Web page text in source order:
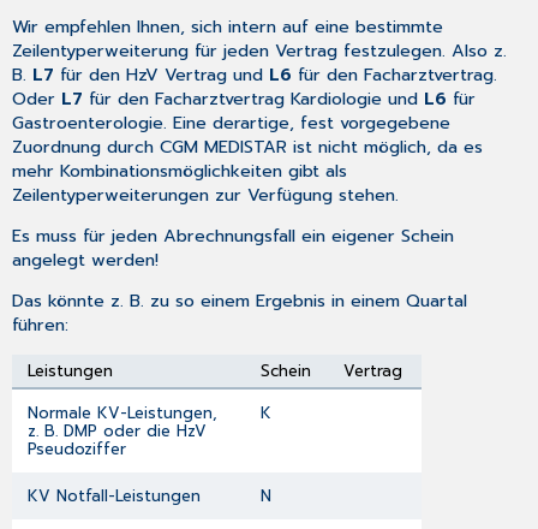
Wir empfehlen Ihnen, sich intern auf eine bestimmte
Zeilentyperweiterung für jeden Vertrag festzulegen. Also z.
B. L7 für den HzV Vertrag und L6 für den Facharztvertrag.
Oder L7 für den Facharztvertrag Kardiologie und L6 für
Gastroenterologie. Eine derartige, fest vorgegebene
Zuordnung durch CGM MEDISTAR ist nicht möglich, da es
mehr Kombinationsmöglichkeiten gibt als
Zeilentyperweiterungen zur Verfügung stehen.
Es muss für jeden Abrechnungsfall ein eigener Schein
angelegt werden!
Das könnte z. B. zu so einem Ergebnis in einem Quartal
führen:
Leistungen Schein
Vertrag
Normale KV-Leistungen,
z. B. DMP oder die HzV
Pseudoziffer
K
KV Notfall-Leistungen N